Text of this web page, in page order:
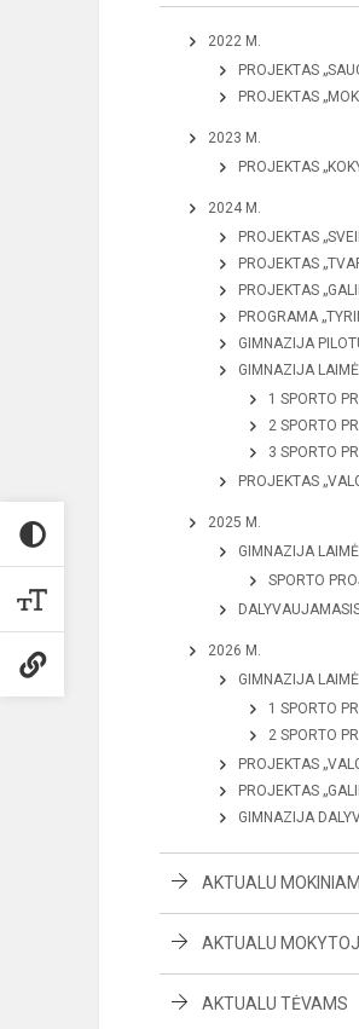
2022 M.
PROJEKTAS
PROJEKTAS
2023 M.
PROJEKTAS
2024 M.
PROJEKTAS
PROJEKTAS
PROJEKTAS
PROGRAMA
GIMNAZIJA
GIMNAZIJA
1 SPORTO
2 SPORTO
3 SPORTO
PROJEKTAS
2025 M.
GIMNAZIJA
SPORTO
2026 M.
GIMNAZIJA
1 SPORTO
2 SPORTO
PROJEKTAS
PROJEKTAS
GIMNAZIJA
AKTUALU
AKTUALU
AKTUALU TĖVAMS